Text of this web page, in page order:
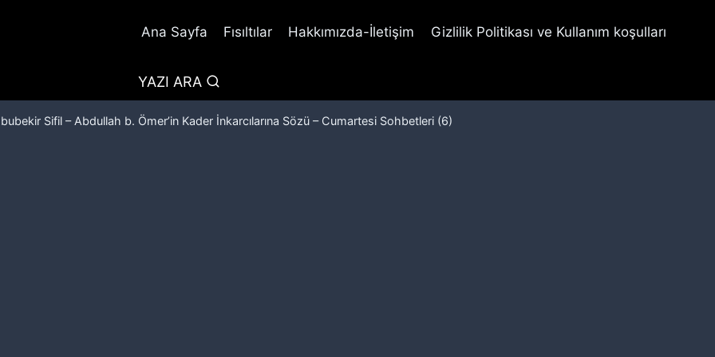
Ana Sayfa Fısıltılar Hakkımızda-İletişim Gizlilik Politikası ve Kullanım koşulları
YAZI ARA
Sifil – Abdullah b. Ömer’in Kader İnkarcılarına Sözü – Cumartesi Sohbetleri (6)